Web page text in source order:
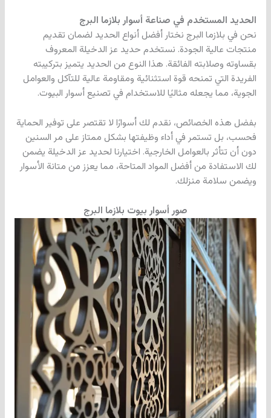
الحديد المستخدم في صناعة أسوار بلازما البرج
نحن في بلازما البرج نختار أفضل أنواع الحديد لضمان تقديم
منتجات عالية الجودة. نستخدم حديد عز الدخيلة المعروف
بقساوته وصلابته الفائقة. هذا النوع من الحديد يتميز بتركيبته
الفريدة التي تمنحه قوة استثنائية ومقاومة عالية للتآكل والعوامل
الجوية، مما يجعله مثاليًا للاستخدام في تصنيع أسوار البيوت.
بفضل هذه الخصائص، نقدم لك أسوارًا لا تقتصر على توفير الحماية
فحسب، بل تستمر في أداء وظيفتها بشكل ممتاز على مر السنين
دون أن تتأثر بالعوامل الخارجية. اختيارنا لحديد عز الدخيلة يضمن
لك الاستفادة من أفضل المواد المتاحة، مما يعزز من متانة الأسوار
ويضمن سلامة منزلك.
صور أسوار بيوت بلازما البرج